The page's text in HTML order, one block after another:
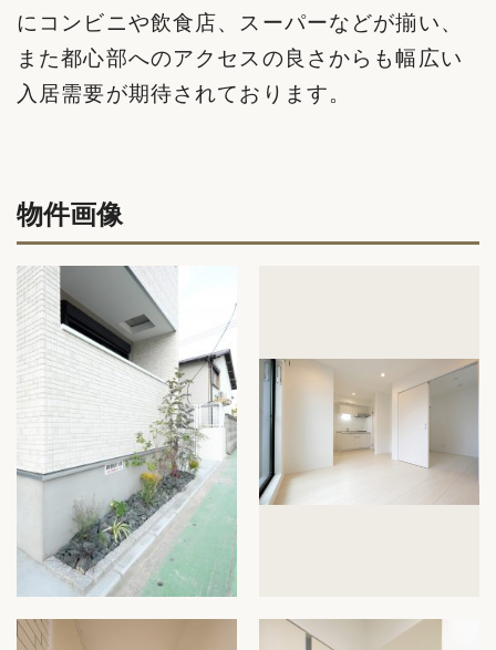
にコンビニや飲食店、スーパーなどが揃い、
また都心部へのアクセスの良さからも幅広い
入居需要が期待されております。
物件画像